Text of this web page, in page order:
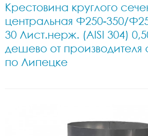
Крестовина круглого
центральная Ф250-350/
30 Лист.нерж. (AISI 304)
дешево от производителя
по Липецке